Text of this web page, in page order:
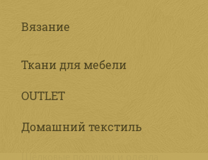
Вязание
Ткани для мебели
OUTLET
Домашний текстиль